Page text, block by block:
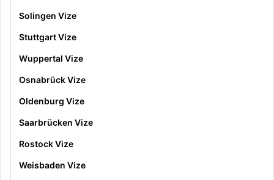
Solingen Vize
Stuttgart Vize
Wuppertal Vize
Osnabrück Vize
Oldenburg Vize
Saarbrücken Vize
Rostock Vize
Weisbaden Vize